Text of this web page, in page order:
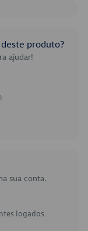
produto?
ajudar!
sua conta.
logados.